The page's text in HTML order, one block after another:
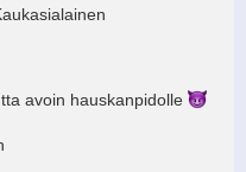
avoin hauskanpidolle